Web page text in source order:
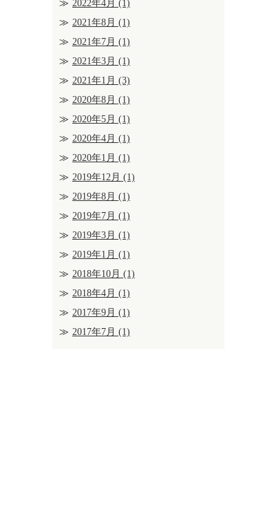
2022年4月 (1)
2021年8月 (1)
2021年7月 (1)
2021年3月 (1)
2021年1月 (3)
2020年8月 (1)
2020年5月 (1)
2020年4月 (1)
2020年1月 (1)
2019年12月 (1)
2019年8月 (1)
2019年7月 (1)
2019年3月 (1)
2019年1月 (1)
2018年10月 (1)
2018年4月 (1)
2017年9月 (1)
2017年7月 (1)